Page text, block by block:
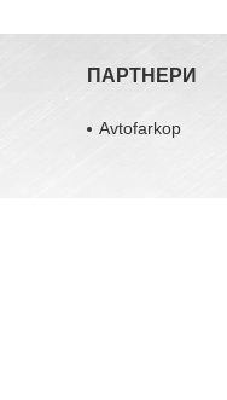
ПАРТНЕРИ
Avtofarkop